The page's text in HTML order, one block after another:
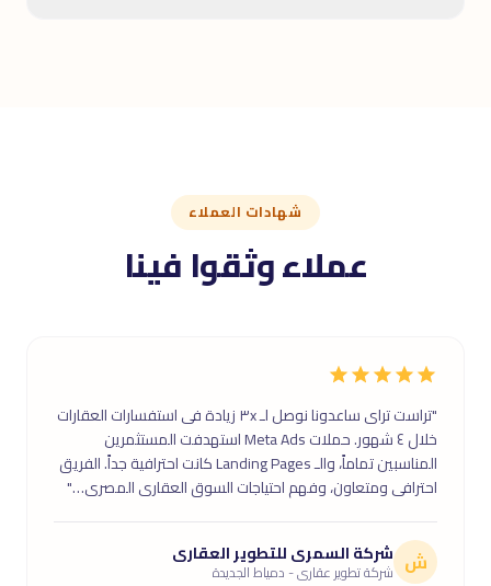
شهادات العملاء
عملاء وثقوا فينا
"تراست تراى ساعدونا نوصل لـ ٣x زيادة فى استفسارات العقارات
خلال ٤ شهور. حملات Meta Ads استهدفت المستثمرين
المناسبين تماماً، والـ Landing Pages كانت احترافية جداً. الفريق
احترافى ومتعاون، وفهم احتياجات السوق العقارى المصرى…"
ش شركة السمرى للتطوير العقارى
شركة تطوير عقارى - دمياط الجديدة